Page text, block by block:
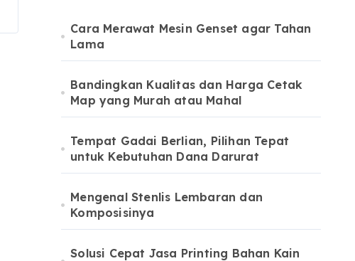
Cara Merawat Mesin Genset agar Tahan
Lama
Bandingkan Kualitas dan Harga Cetak
Map yang Murah atau Mahal
Tempat Gadai Berlian, Pilihan Tepat
untuk Kebutuhan Dana Darurat
Mengenal Stenlis Lembaran dan
Komposisinya
Solusi Cepat Jasa Printing Bahan Kain